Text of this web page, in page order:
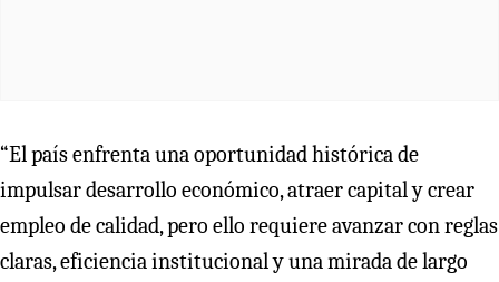
“El país enfrenta una oportunidad histórica de
impulsar desarrollo económico, atraer capital y crear
empleo de calidad, pero ello requiere avanzar con reglas
claras, eficiencia institucional y una mirada de largo